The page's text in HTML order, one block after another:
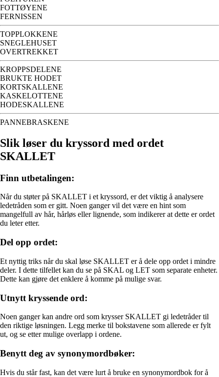
FOTTØYENE
FERNISSEN
TOPPLOKKENE
SNEGLEHUSET
OVERTREKKET
KROPPSDELENE
BRUKTE HODET
KORTSKALLENE
KASKELOTTENE
HODESKALLENE
PANNEBRASKENE
Slik løser du kryssord med ordet
SKALLET
Finn utbetalingen:
Når du støter på SKALLET i et kryssord, er det viktig å analysere
ledetråden som er gitt. Noen ganger vil det være en hint som
mangelfull av hår, hårløs eller lignende, som indikerer at dette er ordet
du leter etter.
Del opp ordet:
Et nyttig triks når du skal løse SKALLET er å dele opp ordet i mindre
deler. I dette tilfellet kan du se på SKAL og LET som separate enheter.
Dette kan gjøre det enklere å komme på mulige svar.
Utnytt kryssende ord:
Noen ganger kan andre ord som krysser SKALLET gi ledetråder til
den riktige løsningen. Legg merke til bokstavene som allerede er fylt
ut, og se etter mulige overlapp i ordene.
Benytt deg av synonymordbøker:
Hvis du står fast, kan det være lurt å bruke en synonymordbok for å